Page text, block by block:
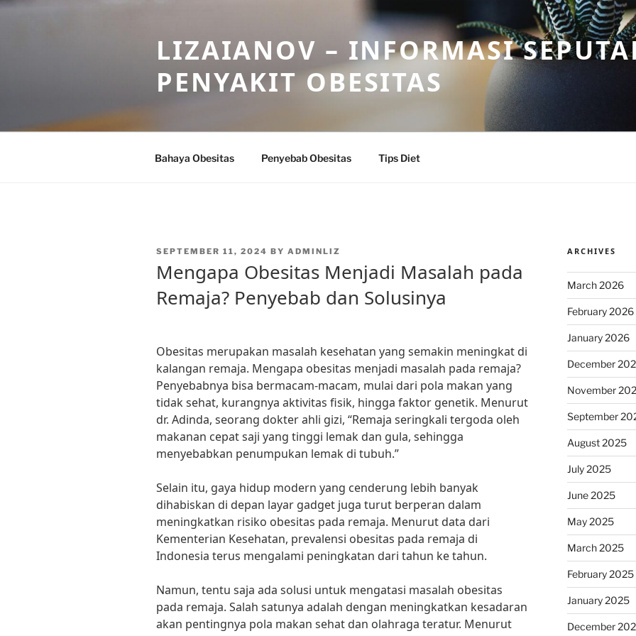
Skip
LIZAIANOV – INFORMASI
PENYAKIT OBESITAS
Bahaya Obesitas Penyebab Obesitas Tips Diet
POSTED
SEPTEMBER 11, 2024 BY ADMINLIZ
Mengapa Obesitas Menjadi Masalah pada
Remaja? Penyebab dan Solusinya
Obesitas merupakan masalah kesehatan yang semakin meningkat di
kalangan remaja. Mengapa obesitas menjadi masalah pada remaja?
Penyebabnya bisa bermacam-macam, mulai dari pola makan yang
tidak sehat, kurangnya aktivitas fisik, hingga faktor genetik. Menurut
dr. Adinda, seorang dokter ahli gizi, “Remaja seringkali tergoda oleh
makanan cepat saji yang tinggi lemak dan gula, sehingga
menyebabkan penumpukan lemak di tubuh.”
Selain itu, gaya hidup modern yang cenderung lebih banyak
dihabiskan di depan layar gadget juga turut berperan dalam
meningkatkan risiko obesitas pada remaja. Menurut data dari
Kementerian Kesehatan, prevalensi obesitas pada remaja di
Indonesia terus mengalami peningkatan dari tahun ke tahun.
Namun, tentu saja ada solusi untuk mengatasi masalah obesitas
pada remaja. Salah satunya adalah dengan meningkatkan kesadaran
akan pentingnya pola makan sehat dan olahraga teratur. Menurut
ARCHIVES
March 2026
February 2026
January 2026
December
November
September
August 2025
July 2025
June 2025
May 2025
March 2025
February 2025
January 2025
December